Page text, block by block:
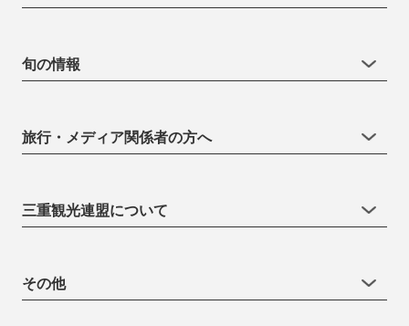
旬の情報
旅行・メディア関係者の方へ
三重観光連盟について
その他